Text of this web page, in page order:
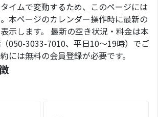
イムで変動するため、このページには
本ページのカレンダー操作時に最新の
示します。 最新の空き状況・料金は本
050-3033-7010、平日10〜19時）でご
には無料の会員登録が必要です。